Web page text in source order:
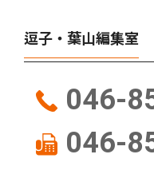
逗子・葉山編集室
046-
046-